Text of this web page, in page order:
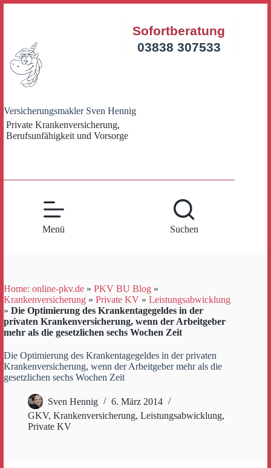
Versicherungsmakler Sven Hennig
Private Krankenversicherung,
Berufsunfähigkeit und Vorsorge
Sofortberatung
03838 307533
Menü Suchen
Home: online-pkv.de » PKV BU Blog »
Krankenversicherung » Private KV » Leistungsabwicklung
» Die Optimierung des Krankentagegeldes in der
privaten Krankenversicherung, wenn der Arbeitgeber
mehr als die gesetzlichen sechs Wochen Zeit
Die Optimierung des Krankentagegeldes in der privaten
Krankenversicherung, wenn der Arbeitgeber mehr als die
gesetzlichen sechs Wochen Zeit
Sven Hennig
6. März 2014
GKV, Krankenversicherung, Leistungsabwicklung,
Private KV